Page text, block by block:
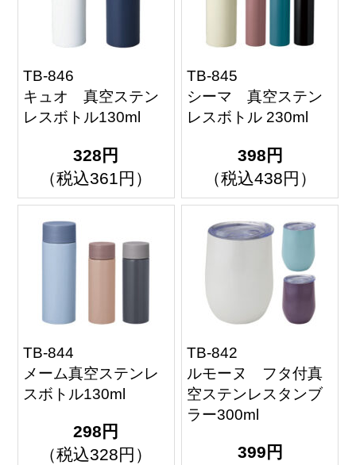
TB-846
キュオ 真空ステン
レスボトル130ml
328円
（税込361円）
TB-845
シーマ 真空ステン
レスボトル 230ml
398円
（税込438円）
TB-844
メーム真空ステンレ
スボトル130ml
298円
（税込328円）
TB-842
ルモーヌ フタ付真
空ステンレスタンブ
ラー300ml
399円